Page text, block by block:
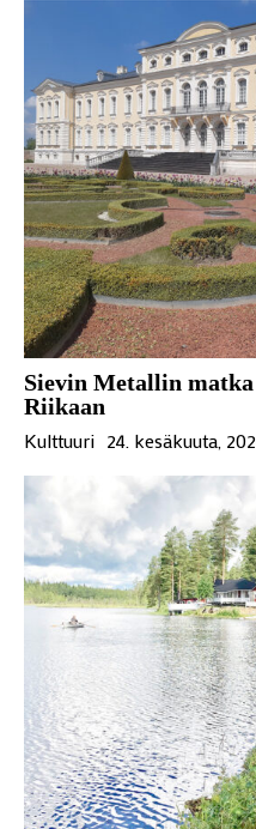
Sievin Metallin
Riikaan
Kulttuuri 24. kesäkuuta,